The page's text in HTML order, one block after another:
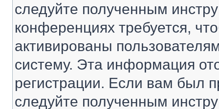
следуйте полученным
конференциях требуется,
активированы
систему. Эта информация
регистрации. Если вам был
следуйте полученным